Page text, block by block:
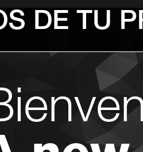
DE TU